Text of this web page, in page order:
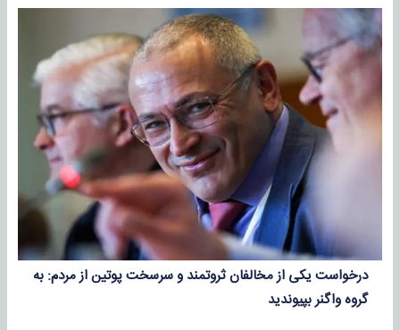
درخواست یکی از مخالفان ثروتمند و سرسخت پوتین از مردم: به
گروه واگنر بپیوندید